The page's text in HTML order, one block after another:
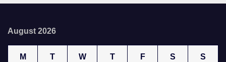
August 2026
M T W T F S S